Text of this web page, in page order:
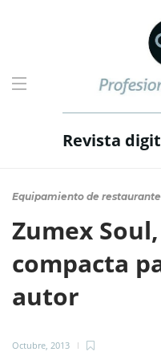
Revista
Equipamiento de restaurante
Zumex
compacta
autor
Octubre, 2013